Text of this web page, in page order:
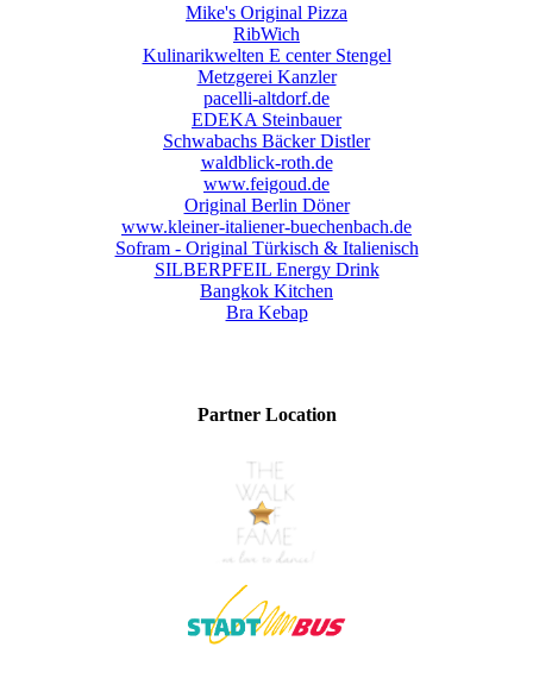
Mike's Original Pizza
RibWich
Kulinarikwelten E center Stengel
Metzgerei Kanzler
pacelli-altdorf.de
EDEKA Steinbauer
Schwabachs Bäcker Distler
waldblick-roth.de
www.feigoud.de
Original Berlin Döner
www.kleiner-italiener-buechenbach.de
Sofram - Original Türkisch & Italienisch
SILBERPFEIL Energy Drink
Bangkok Kitchen
Bra Kebap
Partner Location